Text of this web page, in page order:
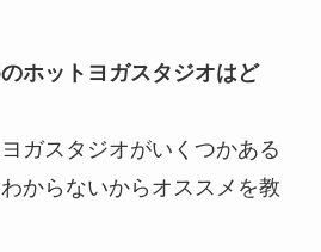
ホットヨガスタジオはど
ガスタジオがいくつかある
からないからオススメを教